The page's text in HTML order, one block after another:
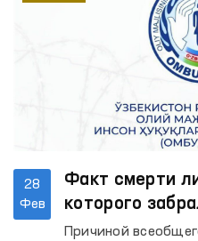
28
Фев
Факт смерти
которого
взято
Причиной